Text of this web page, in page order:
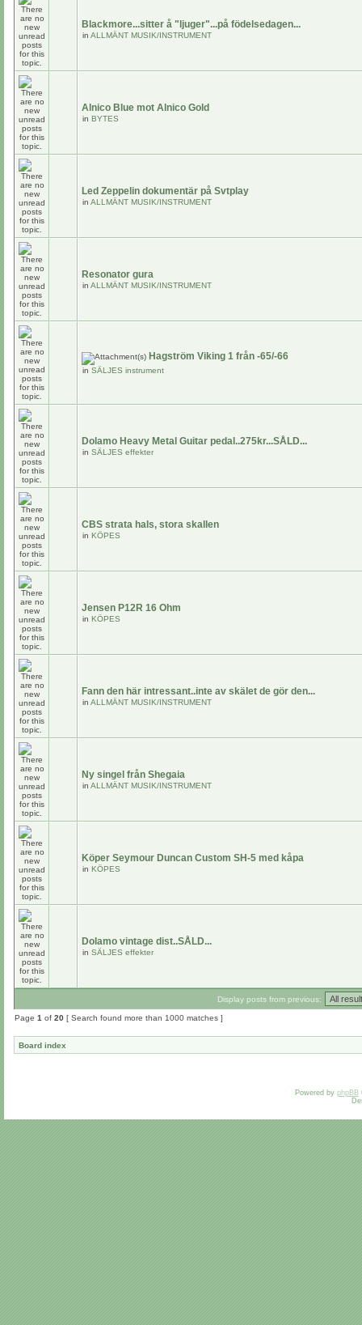
Blackmore...sitter å "ljuger"...på födelsedagen...
in ALLMÄNT MUSIK/INSTRUMENT
Alnico Blue mot Alnico Gold
in BYTES
Led Zeppelin dokumentär på Svtplay
in ALLMÄNT MUSIK/INSTRUMENT
Resonator gura
in ALLMÄNT MUSIK/INSTRUMENT
Hagström Viking 1 från -65/-66
in SÄLJES instrument
Dolamo Heavy Metal Guitar pedal..275kr...SÅLD...
in SÄLJES effekter
CBS strata hals, stora skallen
in KÖPES
Jensen P12R 16 Ohm
in KÖPES
Fann den här intressant..inte av skälet de gör den...
in ALLMÄNT MUSIK/INSTRUMENT
Ny singel från Shegaia
in ALLMÄNT MUSIK/INSTRUMENT
Köper Seymour Duncan Custom SH-5 med kåpa
in KÖPES
Dolamo vintage dist..SÅLD...
in SÄLJES effekter
Display posts from previous:
Page 1 of 20 [ Search found more than 1000 matches ]
Board index
Powered by phpBB